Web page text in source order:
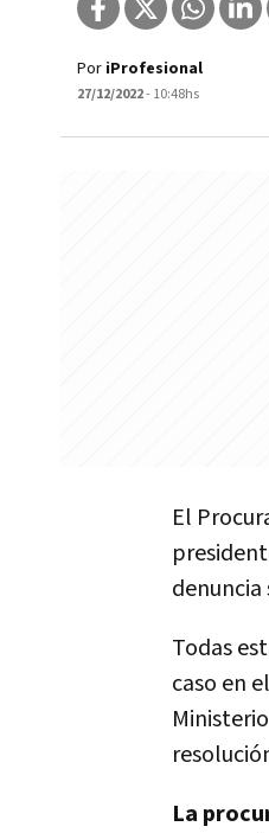
Por iProfesional
27/12/2022- 10:48hs
El
denuncia
Todas
caso en
La